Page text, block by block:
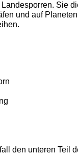
Sie
und auf
den unteren Teil